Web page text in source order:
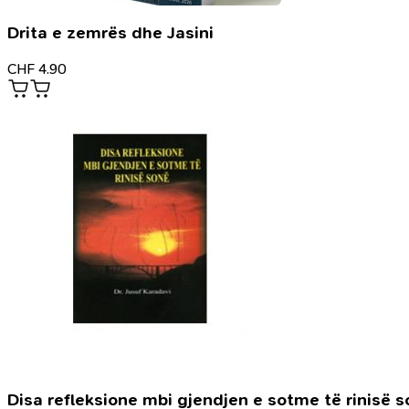
Drita e zemrës dhe Jasini
CHF 4.90
Disa refleksione mbi gjendjen e sotme të rinisë